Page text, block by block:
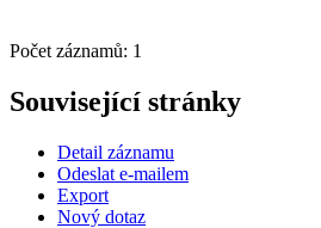
Počet záznamů: 1
Související stránky
Detail záznamu
Odeslat e-mailem
Export
Nový dotaz